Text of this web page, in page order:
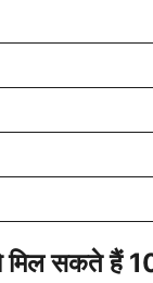
मिल सकते हैं